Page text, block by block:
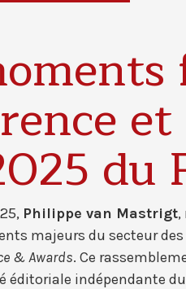
du
Philippe van Mastrigt,
majeurs du secteur
& Awards. Ce
éditoriale indépendante